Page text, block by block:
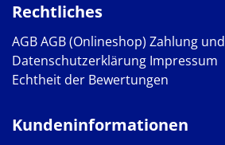
Rechtliches
AGBAGB (Onlineshop) Zahlung
Datenschutzerklärung Impressum
Echtheit der Bewertungen
Kundeninformationen